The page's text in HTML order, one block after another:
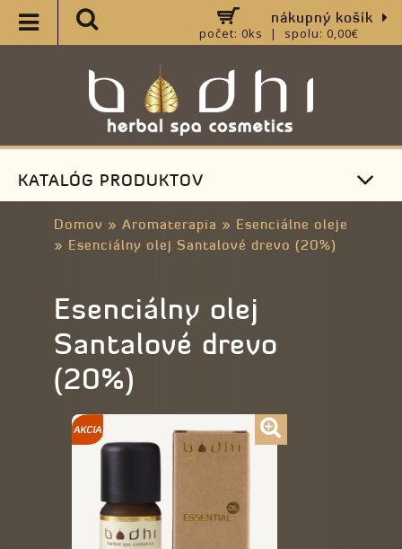
nákupný košík
počet: 0ks | spolu: 0,00€
KATALÓG PRODUKTOV
Domov » Aromaterapia » Esenciálne oleje
» Esenciálny olej Santalové drevo (20%)
Esenciálny olej
Santalové drevo
(20%)